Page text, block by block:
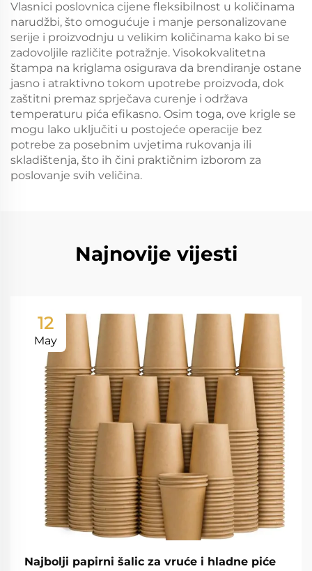
Vlasnici poslovnica cijene fleksibilnost u količinama
narudžbi, što omogućuje i manje personalizovane
serije i proizvodnju u velikim količinama kako bi se
zadovoljile različite potražnje. Visokokvalitetna
štampa na kriglama osigurava da brendiranje ostane
jasno i atraktivno tokom upotrebe proizvoda, dok
zaštitni premaz sprječava curenje i održava
temperaturu pića efikasno. Osim toga, ove krigle se
mogu lako uključiti u postojeće operacije bez
potrebe za posebnim uvjetima rukovanja ili
skladištenja, što ih čini praktičnim izborom za
poslovanje svih veličina.
Najnovije vijesti
12
May
Najbolji papirni šalic za vruće i hladne piće